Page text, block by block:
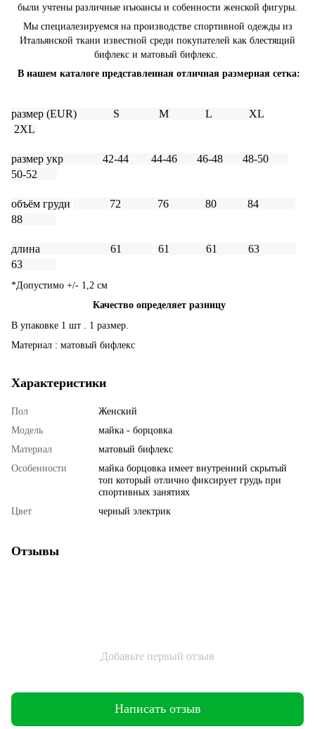
были учтены различные нъюансы и собенности женской фигуры.
Мы специалезируемся на производстве спортивной одежды из
Итальянской ткани известной среди покупателей как блестящий
бифлекс и матовый бифлекс.
В нашем каталоге представленная отличная размерная сетка:
размер (EUR) S M L XL
2XL
размер укр 42-44 44-46 46-48 48-50
50-52
объём груди 72 76 80 84
88
длина 61
61 61 63
63
*Допустимо +/- 1,2 см
Качество определяет разницу
В упаковке 1 шт . 1 размер.
Материал : матовый бифлекс
Характеристики
Пол
Женский
Мoдель
майка - борцовка
Материал
матовый бифлекс
Особенности
майка борцовка имеет внутренний скрытый
топ который отлично фиксирует грудь при
спортивных занятиях
Цвет
черный электрик
Отзывы
Добавьте первый отзыв
Написать отзыв